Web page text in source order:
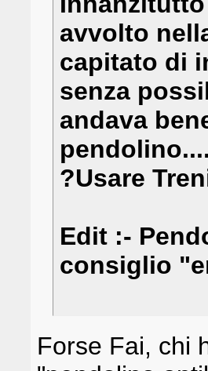
avvolto
capitato di
senza
andava
?Usare
Edit :-
consiglio
Forse Fai, chi